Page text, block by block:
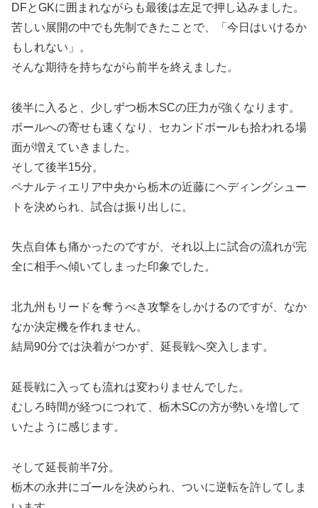
DFとGKに囲まれながらも最後は左足で押し込みました。
苦しい展開の中でも先制できたことで、「今日はいけるか
もしれない」。
そんな期待を持ちながら前半を終えました。
後半に入ると、少しずつ栃木SCの圧力が強くなります。
ボールへの寄せも速くなり、セカンドボールも拾われる場
面が増えていきました。
そして後半15分。
ペナルティエリア中央から栃木の近藤にヘディングシュー
トを決められ、試合は振り出しに。
失点自体も痛かったのですが、それ以上に試合の流れが完
全に相手へ傾いてしまった印象でした。
北九州もリードを奪うべき攻撃をしかけるのですが、なか
なか決定機を作れません。
結局90分では決着がつかず、延長戦へ突入します。
延長戦に入っても流れは変わりませんでした。
むしろ時間が経つにつれて、栃木SCの方が勢いを増して
いたように感じます。
そして延長前半7分。
栃木の永井にゴールを決められ、ついに逆転を許してしま